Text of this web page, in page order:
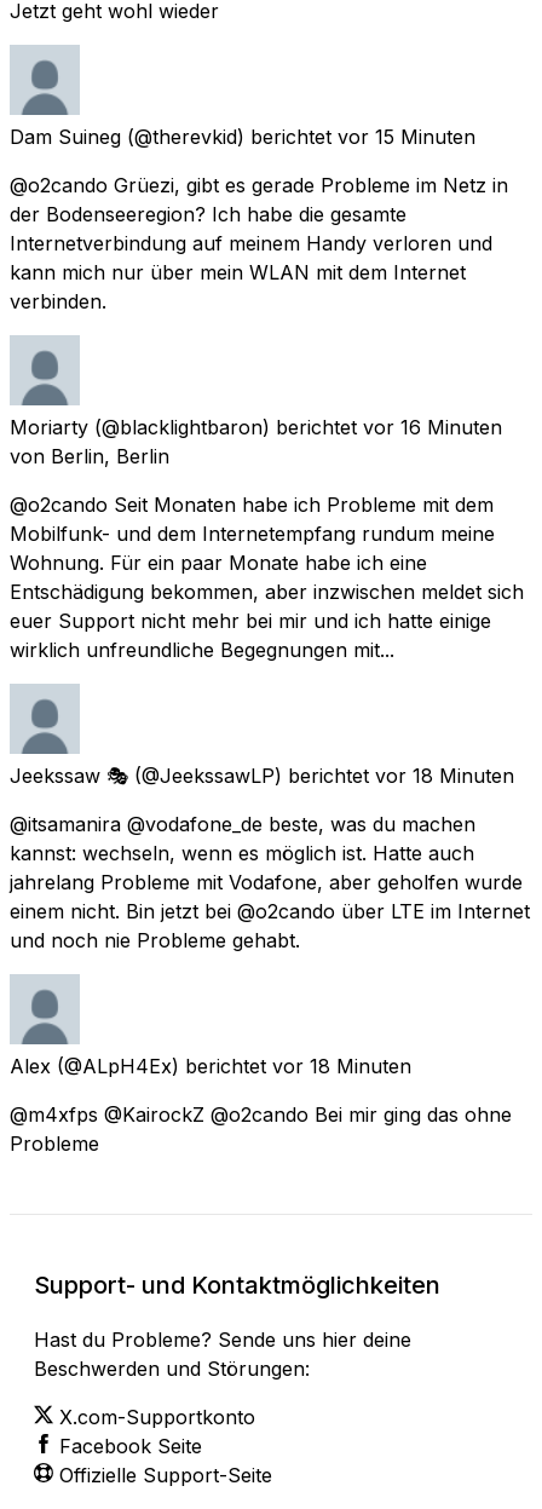
Jetzt geht wohl wieder
Dam Suineg (@therevkid) berichtet vor 15 Minuten
@o2cando Grüezi, gibt es gerade Probleme im Netz in
der Bodenseeregion? Ich habe die gesamte
Internetverbindung auf meinem Handy verloren und
kann mich nur über mein WLAN mit dem Internet
verbinden.
Moriarty (@blacklightbaron) berichtet vor 16 Minuten
von Berlin, Berlin
@o2cando Seit Monaten habe ich Probleme mit dem
Mobilfunk- und dem Internetempfang rundum meine
Wohnung. Für ein paar Monate habe ich eine
Entschädigung bekommen, aber inzwischen meldet sich
euer Support nicht mehr bei mir und ich hatte einige
wirklich unfreundliche Begegnungen mit...
Jeekssaw 🎭 (@JeekssawLP) berichtet vor 18 Minuten
@itsamanira @vodafone_de beste, was du machen
kannst: wechseln, wenn es möglich ist. Hatte auch
jahrelang Probleme mit Vodafone, aber geholfen wurde
einem nicht. Bin jetzt bei @o2cando über LTE im Internet
und noch nie Probleme gehabt.
Alex (@ALpH4Ex) berichtet vor 18 Minuten
@m4xfps @KairockZ @o2cando Bei mir ging das ohne
Probleme
Support- und Kontaktmöglichkeiten
Hast du Probleme? Sende uns hier deine
Beschwerden und Störungen:
X.com-Supportkonto
Facebook Seite
Offizielle Support-Seite